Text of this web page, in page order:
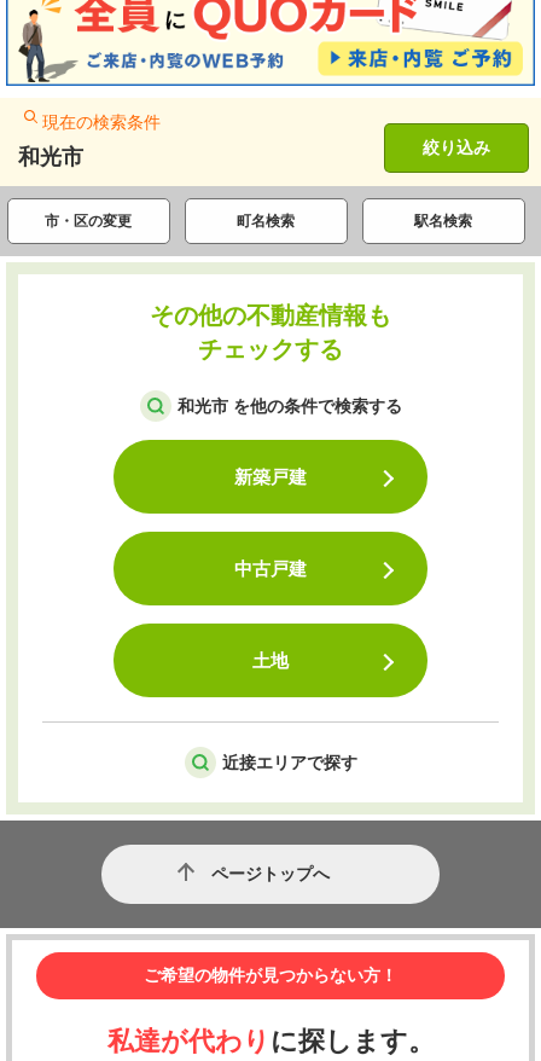
現在の検索条件
和光市 絞り込み
市・区の変更 町名検索 駅名検索
その他の不動産情報も
チェックする
和光市 を他の条件で検索する
新築戸建
中古戸建
土地
近接エリアで探す
ページトップへ
ご希望の物件が見つからない方！
私達が代わり に探します。